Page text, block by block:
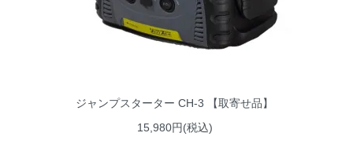
ジャンプスターター CH-3 【取寄せ品】
15,980円(税込)